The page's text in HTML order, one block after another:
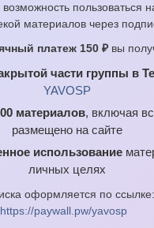
возможность пользоваться
материалов через
платеж 150 ₽ вы
части группы в
YAVOSP
материалов, включая
размещено на сайте
использование
личных целях
оформляется по ссылке:
https://paywall.pw/yavosp